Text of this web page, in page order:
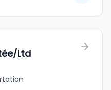
Ltd